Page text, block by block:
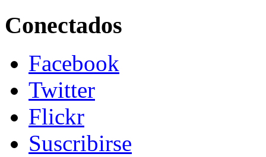
Conectados
Facebook
Twitter
Flickr
Suscribirse